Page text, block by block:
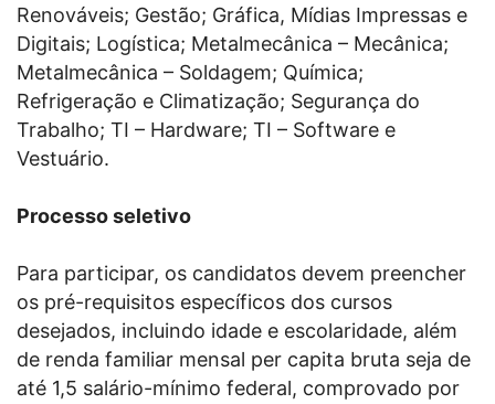
Renováveis; Gestão; Gráfica, Mídias Impressas e
Digitais; Logística; Metalmecânica – Mecânica;
Metalmecânica – Soldagem; Química;
Refrigeração e Climatização; Segurança do
Trabalho; TI – Hardware; TI – Software e
Vestuário.
Processo seletivo
Para participar, os candidatos devem preencher
os pré-requisitos específicos dos cursos
desejados, incluindo idade e escolaridade, além
de renda familiar mensal per capita bruta seja de
até 1,5 salário-mínimo federal, comprovado por